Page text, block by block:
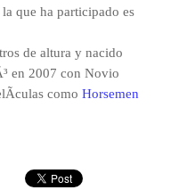
que ha participado es
de altura y nacido
en 2007 con Novio
como Horsemen